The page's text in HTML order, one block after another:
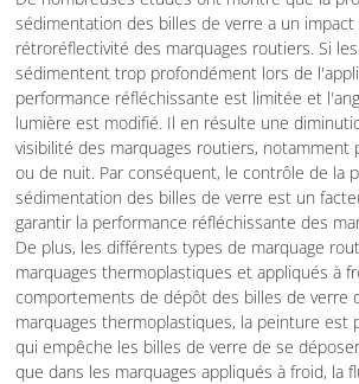
sédimentation des billes de verre a un impact
rétroréflectivité des marquages routiers. Si
sédimentent trop profondément lors de
performance réfléchissante est limitée et
lumière est modifié. Il en résulte une
visibilité des marquages routiers, notamment
ou de nuit. Par conséquent, le contrôle de la
sédimentation des billes de verre est un
garantir la performance réfléchissante des
De plus, les différents types de marquage
marquages thermoplastiques et appliqués à
comportements de dépôt des billes de verre
marquages thermoplastiques, la peinture est
qui empêche les billes de verre de se
que dans les marquages appliqués à froid, la